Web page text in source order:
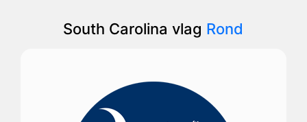
South Carolina vlag Rond